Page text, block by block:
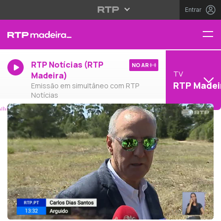
Entrar
RTP Notícias (RTP
Madeira)
Emissão em simultâneo com RTP
Notícias
NO AR
TV
RTP